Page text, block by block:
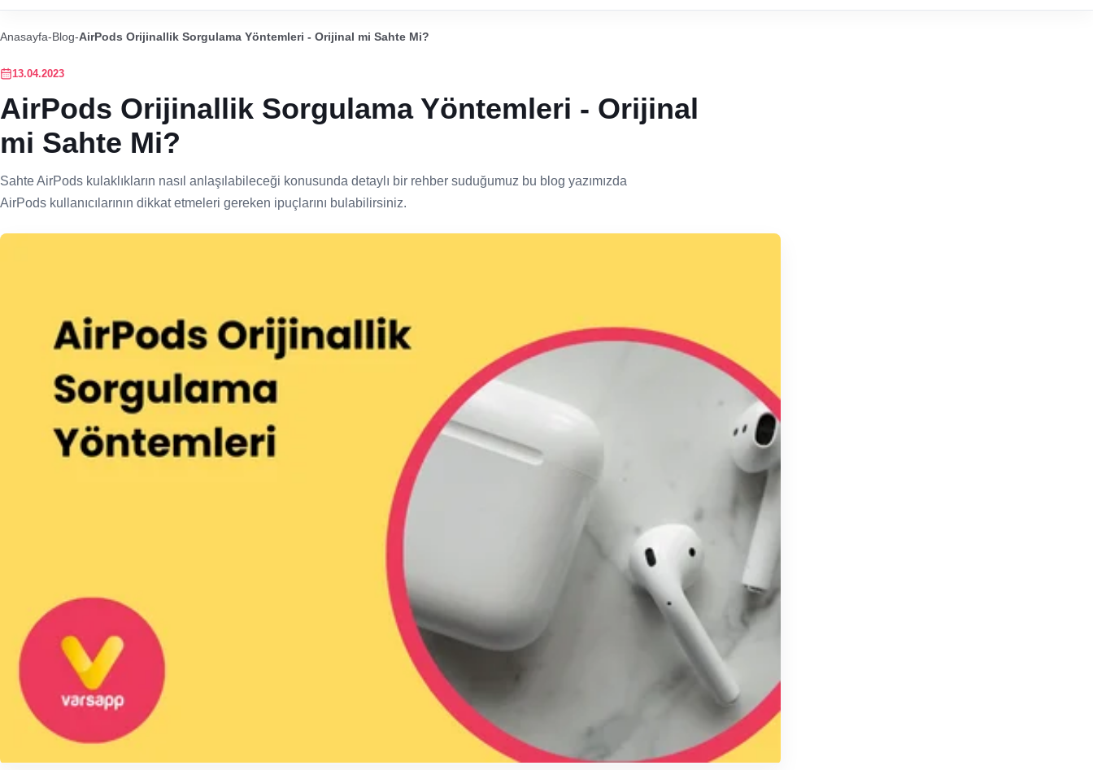
Anasayfa-Blog-AirPods Orijinallik Sorgulama Yöntemleri - Orijinal mi Sahte Mi?
13.04.2023
AirPods Orijinallik Sorgulama Yöntemleri - Orijinal
mi Sahte Mi?
Sahte AirPods kulaklıkların nasıl anlaşılabileceği konusunda detaylı bir rehber suduğumuz bu blog yazımızda
AirPods kullanıcılarının dikkat etmeleri gereken ipuçlarını bulabilirsiniz.